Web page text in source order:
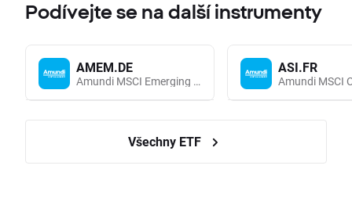
Podívejte se na další instrumenty
AMEM.DE
Amundi MSCI Emerging Markets UCITS (Acc EUR)
ASI.FR
Všechny ETF